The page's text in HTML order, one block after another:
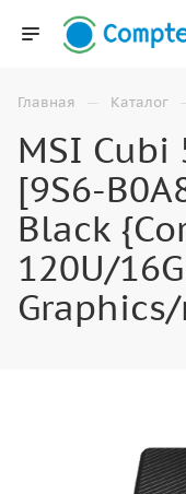
Главная — Каталог
MSI Cubi
[9S6-
Black
120U/